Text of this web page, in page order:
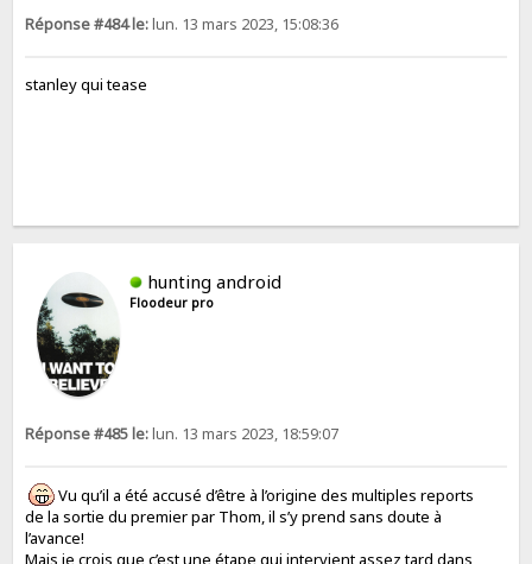
Réponse #484 le:lun. 13 mars 2023, 15:08:36
stanley qui tease
hunting android
Floodeur pro
Réponse #485 le:lun. 13 mars 2023, 18:59:07
Vu qu’il a été accusé d’être à l’origine des multiples reports
de la sortie du premier par Thom, il s’y prend sans doute à
l’avance!
Mais je crois que c’est une étape qui intervient assez tard dans